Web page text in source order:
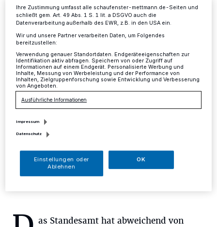
Weihnachten und zum
Jahreswechsel
Mettmann ·Die Dienststellen der Stadtverwaltung
bleiben zwischen Weihnachten und Neujahr, vom 27.
bis einschließlich 29. Dezember, geschlossen. Ab dem
2. Januar sind die städtischen Dienststellen für die
Bürgerinnen und Bürger wieder geöffnet.
01.12.2017 , 14:03 Uhr
as Standesamt hat abweichend von
Ihre Zustimmung umfasst alle schaufenster-mettmann.de-Seiten und
schließt gem. Art. 49 Abs. 1 S. 1 lit. a DSGVO auch die
Datenverarbeitung außerhalb des EWR, z.B. in den USA ein.
Wir und unsere Partner verarbeiten Daten, um Folgendes
bereitzustellen:
Verwendung genauer Standortdaten. Endgeräteeigenschaften zur
Identifikation aktiv abfragen. Speichern von oder Zugriff auf
Informationen auf einem Endgerät. Personalisierte Werbung und
Inhalte, Messung von Werbeleistung und der Performance von
Inhalten, Zielgruppenforschung sowie Entwicklung und Verbesserung
von Angeboten.
Ausführliche Informationen
Impressum
Datenschutz
Einstellungen oder
Ablehnen
OK